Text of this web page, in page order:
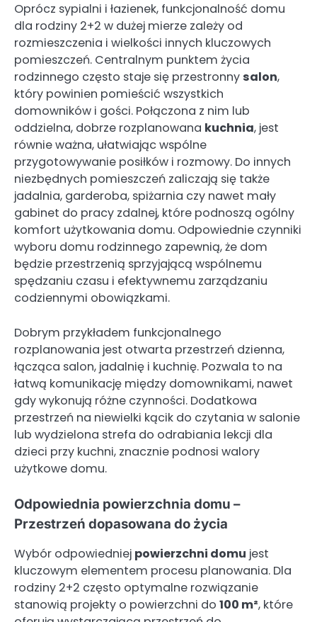
Oprócz sypialni i łazienek, funkcjonalność domu
dla rodziny 2+2 w dużej mierze zależy od
rozmieszczenia i wielkości innych kluczowych
pomieszczeń. Centralnym punktem życia
rodzinnego często staje się przestronny salon,
który powinien pomieścić wszystkich
domowników i gości. Połączona z nim lub
oddzielna, dobrze rozplanowana kuchnia, jest
równie ważna, ułatwiając wspólne
przygotowywanie posiłków i rozmowy. Do innych
niezbędnych pomieszczeń zaliczają się także
jadalnia, garderoba, spiżarnia czy nawet mały
gabinet do pracy zdalnej, które podnoszą ogólny
komfort użytkowania domu. Odpowiednie czynniki
wyboru domu rodzinnego zapewnią, że dom
będzie przestrzenią sprzyjającą wspólnemu
spędzaniu czasu i efektywnemu zarządzaniu
codziennymi obowiązkami.
Dobrym przykładem funkcjonalnego
rozplanowania jest otwarta przestrzeń dzienna,
łącząca salon, jadalnię i kuchnię. Pozwala to na
łatwą komunikację między domownikami, nawet
gdy wykonują różne czynności. Dodatkowa
przestrzeń na niewielki kącik do czytania w salonie
lub wydzielona strefa do odrabiania lekcji dla
dzieci przy kuchni, znacznie podnosi walory
użytkowe domu.
Odpowiednia powierzchnia domu –
Przestrzeń dopasowana do życia
Wybór odpowiedniej powierzchni domu jest
kluczowym elementem procesu planowania. Dla
rodziny 2+2 często optymalne rozwiązanie
stanowią projekty o powierzchni do 100 m², które